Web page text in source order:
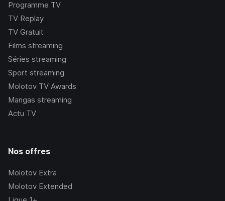
Programme TV
TV Replay
TV Gratuit
Films streaming
Séries streaming
Sport streaming
Molotov TV Awards
Mangas streaming
Actu TV
Nos offres
Molotov Extra
Molotov Extended